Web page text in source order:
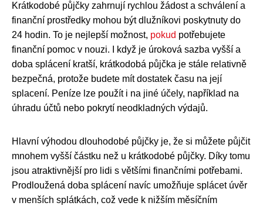
Krátkodobé půjčky zahrnují rychlou žádost a schválení a
finanční prostředky mohou být dlužníkovi poskytnuty do
24 hodin. To je nejlepší možnost, pokud potřebujete
finanční pomoc v nouzi. I když je úroková sazba vyšší a
doba splácení kratší, krátkodobá půjčka je stále relativně
bezpečná, protože budete mít dostatek času na její
splacení. Peníze lze použít i na jiné účely, například na
úhradu účtů nebo pokrytí neodkladných výdajů.
Hlavní výhodou dlouhodobé půjčky je, že si můžete půjčit
mnohem vyšší částku než u krátkodobé půjčky. Díky tomu
jsou atraktivnější pro lidi s většími finančními potřebami.
Prodloužená doba splácení navíc umožňuje splácet úvěr
v menších splátkách, což vede k nižším měsíčním